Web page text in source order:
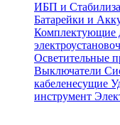
ИБП и
Батарейки и
Комплектующие
Осветительные
Выключатели
кабеленесущие
инструмент